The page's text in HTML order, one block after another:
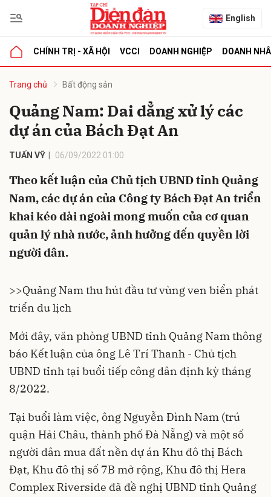
English
CHÍNH TRỊ - XÃ HỘI VCCI DOANH NGHIỆP DOANH
Trang chủ Bất động sản
Quảng Nam: Dai dẳng xử lý các
dự án của Bách Đạt An
TUẤN VỸ 06/09/2022 01:00
Theo kết luận của Chủ tịch UBND tỉnh Quảng
Nam, các dự án của Công ty Bách Đạt An triển
khai kéo dài ngoài mong muốn của cơ quan
quản lý nhà nước, ảnh hưởng đến quyền lời
người dân.
>>Quảng Nam thu hút đầu tư vùng ven biển phát
triển du lịch
Mới đây, văn phòng UBND tỉnh Quảng Nam thông
báo Kết luận của ông Lê Trí Thanh - Chủ tịch
UBND tỉnh tại buổi tiếp công dân định kỳ tháng
8/2022.
Tại buổi làm việc, ông Nguyễn Đình Nam (trú
quận Hải Châu, thành phố Đà Nẵng) và một số
người dân mua đất nền dự án Khu đô thị Bách
Đạt, Khu đô thị số 7B mở rộng, Khu đô thị Hera
Complex Riverside đã đề nghị UBND tỉnh Quảng
luận
Hủy